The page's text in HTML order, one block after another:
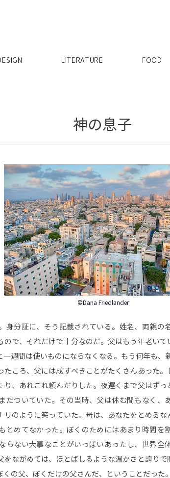
LITERATURE FOOD
神の息子
©Dana Friedlander
分証に、そう記載されている。姓名、両親の
ので、それだけで十分なのだ。父はもう年老い
週間は使いものにならなくなる。もう何年も、
ころ、父には成すべきことがたくさんあった。
り、あれこれ頼んだりした。夜遅くまで父はず
だついていた。その当時、父は休む間もなく、
リのように笑っていた。母は、あなたをとめる
とめてなかった。ぼくのためにはあまり時間を
らない大事なことがいっぱいあったし、世界全
をながめては、ほとばしるような温かさと誇り
の父、ぼくだけの父さんだ、ということだった。